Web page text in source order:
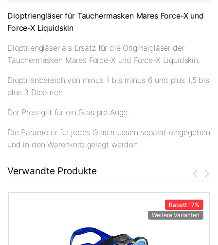
Dioptriengläser für Tauchermasken Mares Force-X und
Force-X Liquidskin
Dioptriengläser als Ersatz für die Originalgläser der
Tauchermasken Mares Force-X und Force-X Liquidskin.
Dioptrienbereich von minus 1 bis minus 6 und plus 1,5 bis
plus 3 Dioptrien.
Der Preis gilt für ein Glas pro Auge.
Die Parameter für jedes Glas müssen separat eingegeben
und in den Warenkorb gelegt werden.
Verwandte Produkte
Rabatt 17%
Weitere Varianten